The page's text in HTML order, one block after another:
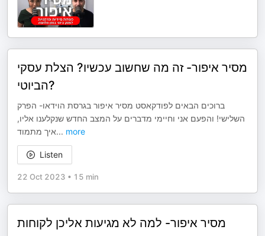
מסיר איפור- זה מה שחשוב עכשיו? הצלת עסקי
הביוטי?
ברוכים הבאים לפודקאסט מסיר איפור בגרסת הוידאו- הפרק
השלישי! והפעם אני וחיימי מדברים על המצב החדש שנקלענו אליו,
איך מתמוד... more
Listen
22 Oct 2023 • 15 min
מסיר איפור- למה לא מגיעות אליכן לקוחות